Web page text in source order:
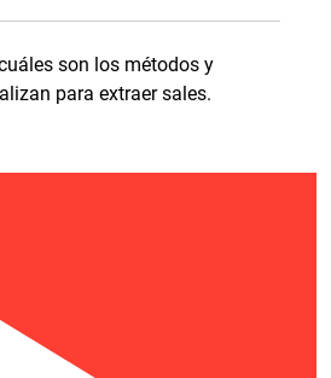
son los métodos y
para extraer sales.